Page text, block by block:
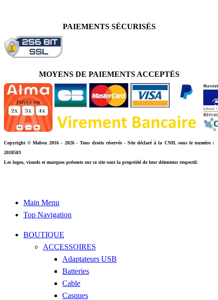
PAIEMENTS SÉCURISÉS
MOYENS DE PAIEMENTS ACCEPTÉS
Copyright © Mabox 2016 - 2026 - Tous droits réservés - Site déclaré à la CNIL sous le numéro :
2018583
Les logos, visuels et marques présents sur ce site sont la propriété de leur détenteur respectif.
Main Menu
Top Navigation
BOUTIQUE
ACCESSOIRES
Adaptateurs USB
Batteries
Cable
Casques